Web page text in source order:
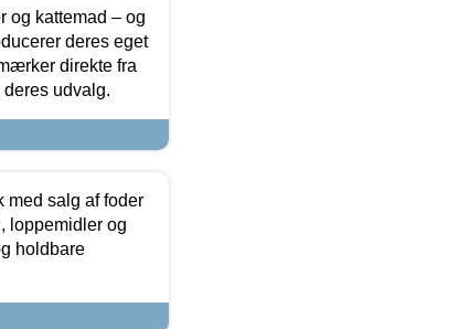
og kattemad – og
deres eget
direkte fra
udvalg.
med salg af foder
loppemidler og
holdbare